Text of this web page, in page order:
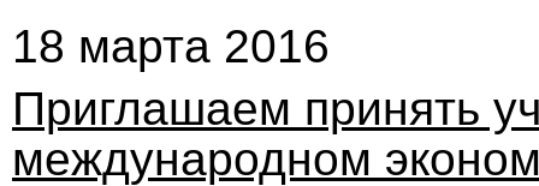
18 марта 2016
Приглашаем принять
международном